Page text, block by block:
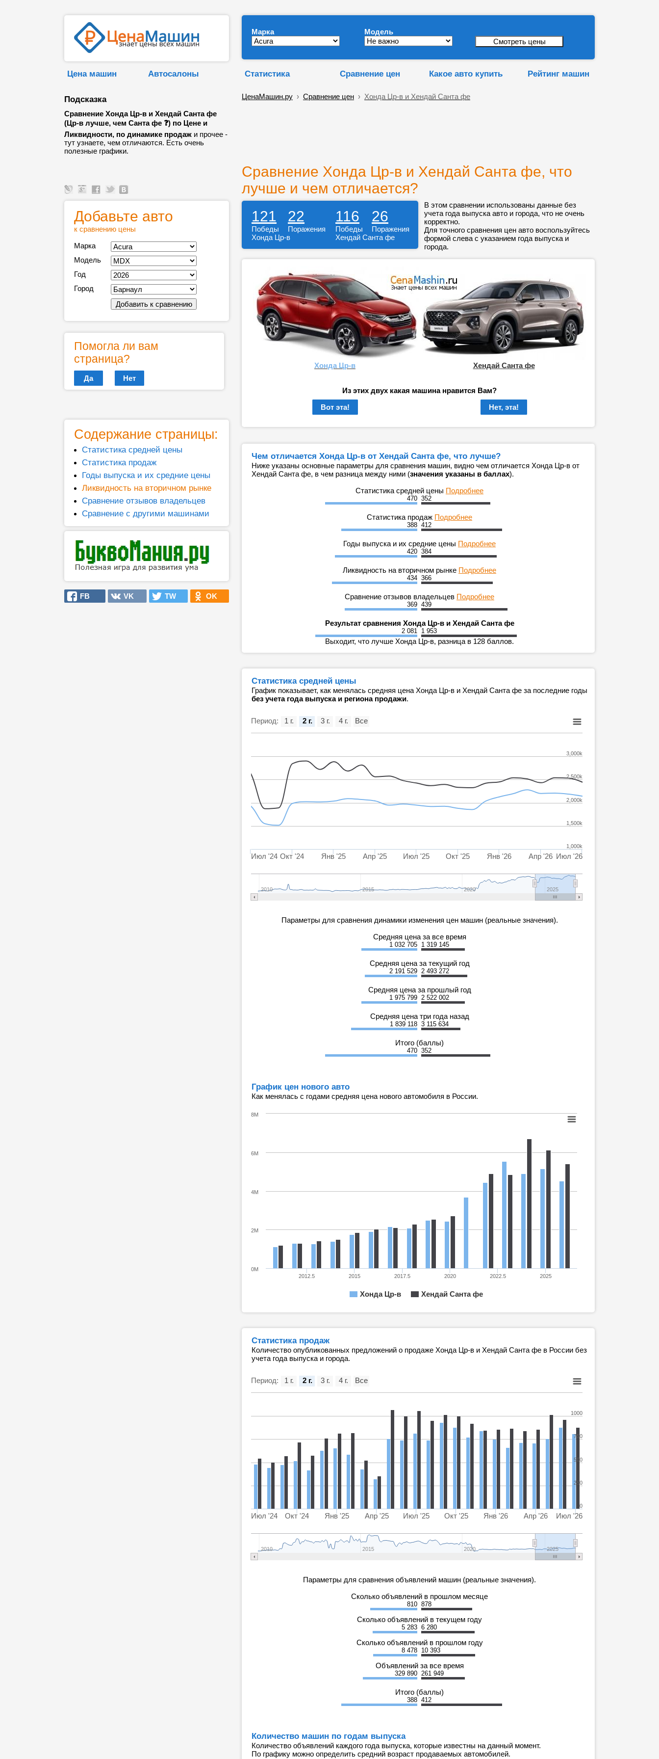
Марка Модель
Цена машин Автосалоны Статистика Сравнение цен Какое авто купить Рейтинг машин
Подсказка
Сравнение Хонда Цр-в и Хендай Санта фе
(Цр-в лучше, чем Санта фе ❓) по Цене и
Ликвидности, по динамике продаж и прочее -
тут узнаете, чем отличаются. Есть очень
полезные графики.
ЦенаМашин.ру › Сравнение цен › Хонда Цр-в и Хендай Санта фе
Сравнение Хонда Цр-в и Хендай Санта фе, что
лучше и чем отличается?
Добавьте авто
к сравнению цены
Марка
Модель
Год
Город
Помогла ли вам
страница?
Да Нет
Содержание страницы:
Статистика средней цены
Статистика продаж
Годы выпуска и их средние цены
Ликвидность на вторичном рынке
Сравнение отзывов владельцев
Сравнение с другими машинами
FB VK TW OK
121 22 116 26
Победы Поражения Победы
Поражения
Хонда Цр-в
Хендай Санта фе
В этом сравнении использованы данные без
учета года выпуска авто и города, что не очень
корректно.
Для точного сравнения цен авто воспользуйтесь
формой слева с указанием года выпуска и
города.
Хонда Цр-в Хендай Санта фе
Из этих двух какая машина нравится Вам?
Вот эта!
Нет, эта!
Чем отличается Хонда Цр-в от Хендай Санта фе, что лучше?
Ниже указаны основные параметры для сравнения машин, видно чем отличается Хонда Цр-в от
Хендай Санта фе, в чем разница между ними (значения указаны в баллах).
Статистика средней цены Подробнее
470 352
Статистика продаж Подробнее
388 412
Годы выпуска и их средние цены Подробнее
420 384
Ликвидность на вторичном рынке Подробнее
434 366
Сравнение отзывов владельцев Подробнее
369 439
Результат сравнения Хонда Цр-в и Хендай Санта фе
2 081 1 953
Выходит, что лучше Хонда Цр-в, разница в 128 баллов.
Статистика средней цены
График показывает, как менялась средняя цена Хонда Цр-в и Хендай Санта фе за последние годы
без учета года выпуска и региона продажи.
Период:
Июл '24 Окт '24 Янв '25 Апр '25 Июл '25 Окт '25 Янв '26 Апр '26 Июл '26
2010 2015 2020 2025
1,500k
2,000k
2,500k
3,000k
1,000k
1 г. 2 г. 3 г. 4 г. Все
Параметры для сравнения динамики изменения цен машин (реальные значения).
Средняя цена за все время
1 032 705 1 319 145
Средняя цена за текущий год
2 191 529 2 493 272
Средняя цена за прошлый год
1 975 799 2 522 002
Средняя цена три года назад
1 839 118 3 115 634
Итого (баллы)
470 352
График цен нового авто
Как менялась с годами средняя цена нового автомобиля в России.
Хонда Цр-в Хендай Санта фе
2012.5 2015 2017.5 2020 2022.5 2025
0M
2M
4M
6M
8M
Статистика продаж
Количество опубликованных предложений о продаже Хонда Цр-в и Хендай Санта фе в России без
учета года выпуска и города.
Период:
Июл '24 Окт '24 Янв '25 Апр '25 Июл '25 Окт '25 Янв '26 Апр '26 Июл '26
2010 2015 2020 2025
0
1000
250
500
750
1 г. 2 г. 3 г. 4 г. Все
Параметры для сравнения объявлений машин (реальные значения).
Сколько объявлений в прошлом месяце
810 878
Сколько объявлений в текущем году
5 283 6 280
Сколько объявлений в прошлом году
8 478 10 393
Объявлений за все время
329 890 261 949
Итого (баллы)
388 412
Количество машин по годам выпуска
Количество объявлений каждого года выпуска, которые известны на данный момент.
По графику можно определить средний возраст продаваемых автомобилей.